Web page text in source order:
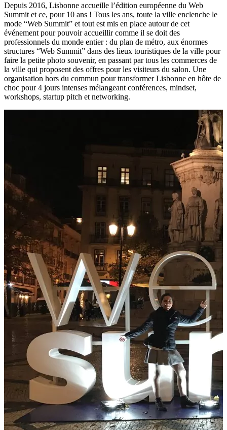
Depuis 2016, Lisbonne accueille l’édition européenne du Web
Summit et ce, pour 10 ans ! Tous les ans, toute la ville enclenche le
mode “Web Summit” et tout est mis en place autour de cet
événement pour pouvoir accueillir comme il se doit des
professionnels du monde entier : du plan de métro, aux énormes
structures “Web Summit” dans des lieux touristiques de la ville pour
faire la petite photo souvenir, en passant par tous les commerces de
la ville qui proposent des offres pour les visiteurs du salon. Une
organisation hors du commun pour transformer Lisbonne en hôte de
choc pour 4 jours intenses mélangeant conférences, mindset,
workshops, startup pitch et networking.